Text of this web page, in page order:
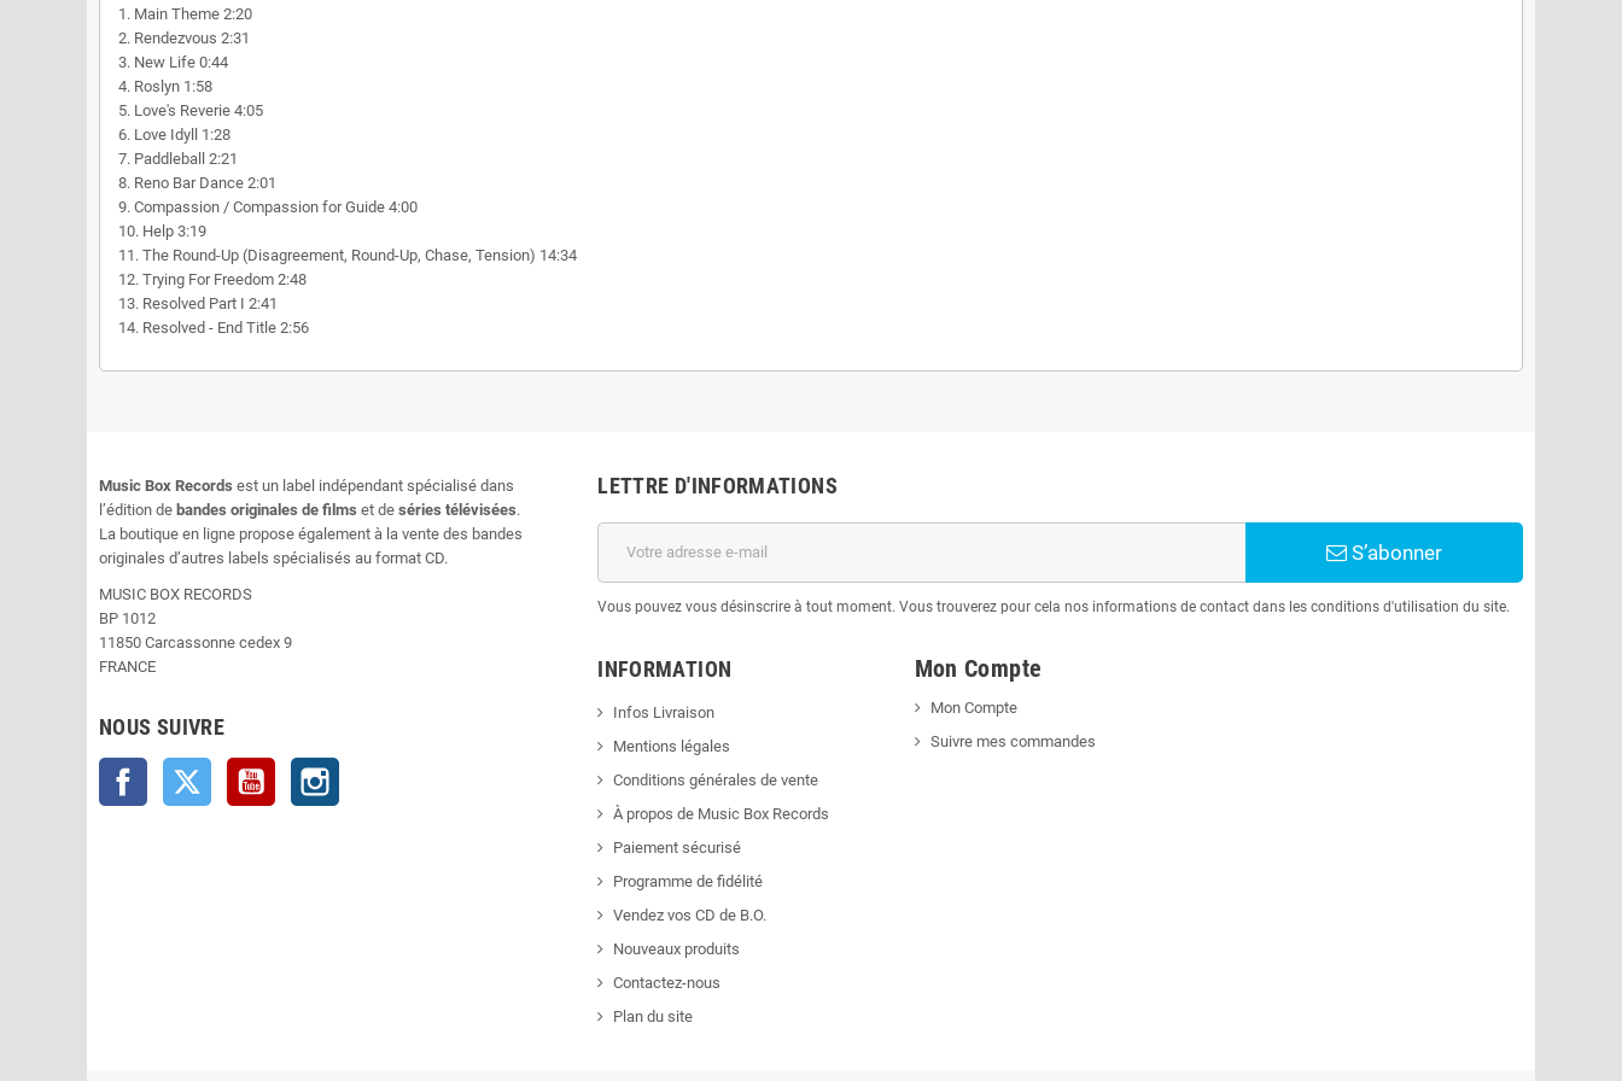
1. Main Theme 2:20
2. Rendezvous 2:31
3. New Life 0:44
4. Roslyn 1:58
5. Love's Reverie 4:05
6. Love Idyll 1:28
7. Paddleball 2:21
8. Reno Bar Dance 2:01
9. Compassion / Compassion for Guide 4:00
10. Help 3:19
11. The Round-Up (Disagreement, Round-Up, Chase, Tension) 14:34
12. Trying For Freedom 2:48
13. Resolved Part I 2:41
14. Resolved - End Title 2:56
Music Box Records est un label indépendant spécialisé dans
l’édition de bandes originales de films et de séries télévisées.
La boutique en ligne propose également à la vente des bandes
originales d’autres labels spécialisés au format CD.
MUSIC BOX RECORDS
BP 1012
11850 Carcassonne cedex 9
FRANCE
NOUS SUIVRE
Facebook Twitter YouTube
LETTRE D'INFORMATIONS
S’abonner
Vous pouvez vous désinscrire à tout moment. Vous trouverez pour cela nos informations de contact dans les conditions d'utilisation du site.
INFORMATION
Infos Livraison
Mentions légales
Conditions générales de vente
À propos de Music Box Records
Paiement sécurisé
Programme de fidélité
Vendez vos CD de B.O.
Nouveaux produits
Contactez-nous
Plan du site
Mon Compte
Mon Compte
Suivre mes commandes